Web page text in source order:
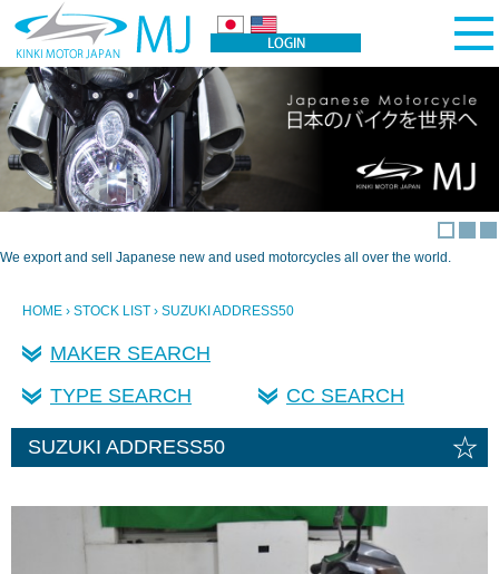
We export and sell Japanese new and used motorcycles all over the world.
HOME › STOCK LIST › SUZUKI ADDRESS50
MAKER SEARCH
TYPE SEARCH
CC SEARCH
SUZUKI ADDRESS50 ☆